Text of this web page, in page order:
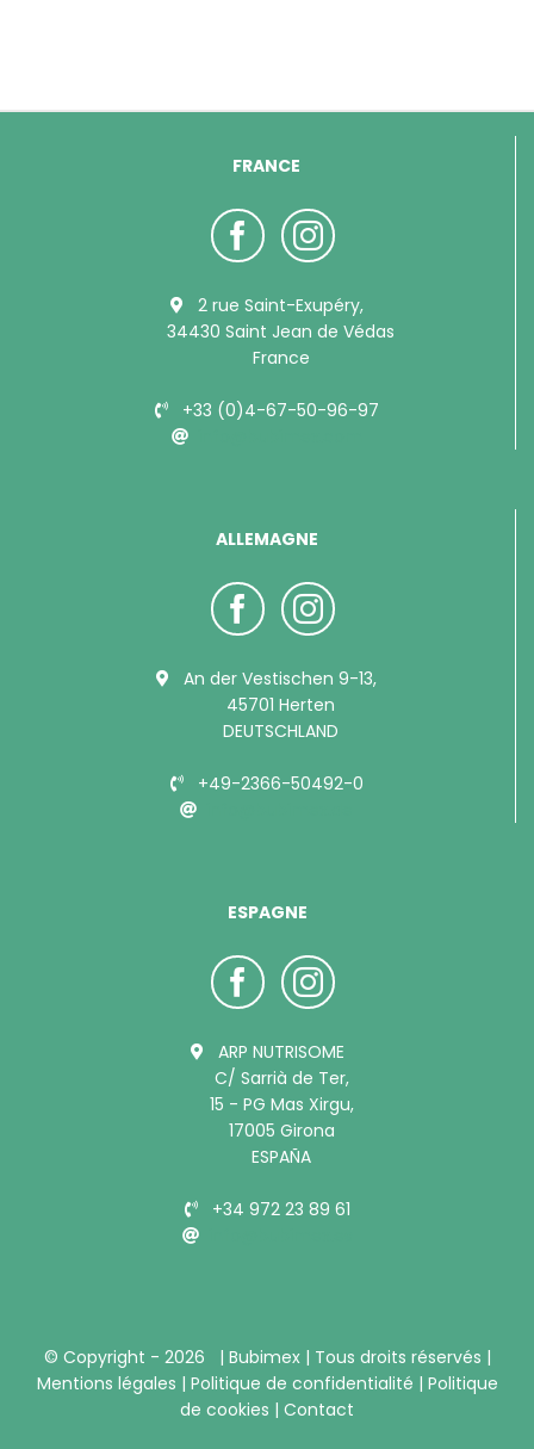
FRANCE
2 rue Saint-Exupéry,
34430 Saint Jean de Védas
France
+33 (0)4-67-50-96-97
ALLEMAGNE
An der Vestischen 9-13,
45701 Herten
DEUTSCHLAND
+49-2366-50492-0
ESPAGNE
ARP NUTRISOME
C/ Sarrià de Ter,
15 - PG Mas Xirgu,
17005 Girona
ESPAÑA
+34 972 23 89 61
© Copyright - 2026 | Bubimex | Tous droits réservés |
Mentions légales | Politique de confidentialité | Politique
de cookies | Contact